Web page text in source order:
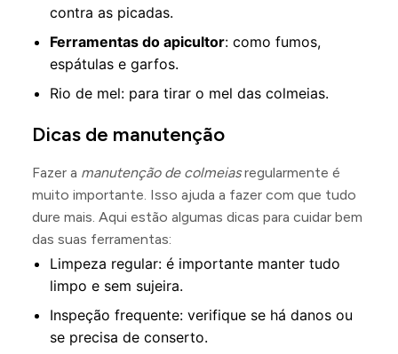
contra as picadas.
Ferramentas do apicultor: como fumos,
espátulas e garfos.
Rio de mel: para tirar o mel das colmeias.
Dicas de manutenção
Fazer a manutenção de colmeiasregularmente é
muito importante. Isso ajuda a fazer com que tudo
dure mais. Aqui estão algumas dicas para cuidar bem
das suas ferramentas:
Limpeza regular: é importante manter tudo
limpo e sem sujeira.
Inspeção frequente: verifique se há danos ou
se precisa de conserto.